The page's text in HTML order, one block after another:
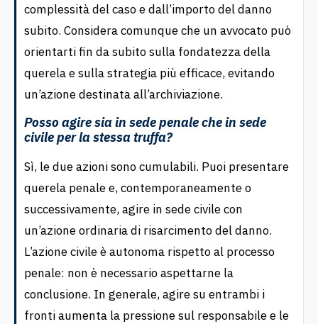
complessità del caso e dall’importo del danno
subito. Considera comunque che un avvocato può
orientarti fin da subito sulla fondatezza della
querela e sulla strategia più efficace, evitando
un’azione destinata all’archiviazione.
Posso agire sia in sede penale che in sede
civile per la stessa truffa?
Sì, le due azioni sono cumulabili. Puoi presentare
querela penale e, contemporaneamente o
successivamente, agire in sede civile con
un’azione ordinaria di risarcimento del danno.
L’azione civile è autonoma rispetto al processo
penale: non è necessario aspettarne la
conclusione. In generale, agire su entrambi i
fronti aumenta la pressione sul responsabile e le